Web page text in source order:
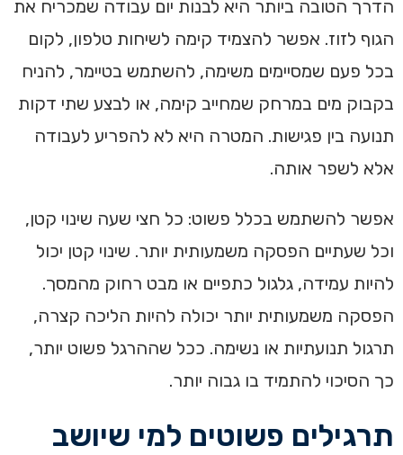
הדרך הטובה ביותר היא לבנות יום עבודה שמכריח את
הגוף לזוז. אפשר להצמיד קימה לשיחות טלפון, לקום
בכל פעם שמסיימים משימה, להשתמש בטיימר, להניח
בקבוק מים במרחק שמחייב קימה, או לבצע שתי דקות
תנועה בין פגישות. המטרה היא לא להפריע לעבודה
אלא לשפר אותה.
אפשר להשתמש בכלל פשוט: כל חצי שעה שינוי קטן,
וכל שעתיים הפסקה משמעותית יותר. שינוי קטן יכול
להיות עמידה, גלגול כתפיים או מבט רחוק מהמסך.
הפסקה משמעותית יותר יכולה להיות הליכה קצרה,
תרגול תנועתיות או נשימה. ככל שההרגל פשוט יותר,
כך הסיכוי להתמיד בו גבוה יותר.
תרגילים פשוטים למי שיושב